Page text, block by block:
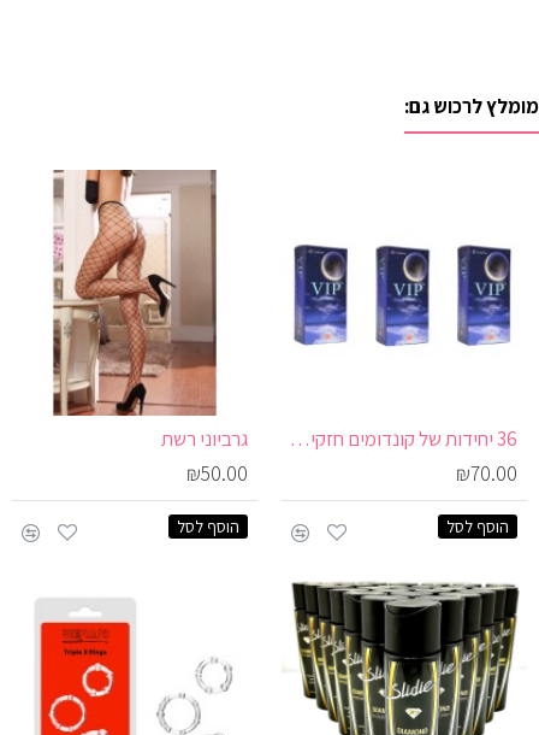
מומלץ לרכוש גם:
36 יחידות של קונדומים חזקים ודקים במיוחד V.I.P MIDNIGHT
₪70.00
הוסף לסל
גרביוני רשת
₪50.00
הוסף לסל